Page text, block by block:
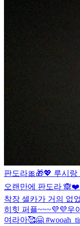
판도라🎀🎁💖 루시
오랜만에 판도라 🙈❤️
착장 셀카가 거의 없
히힛 퍼플~~~💜💜우
여라아🥰🤗